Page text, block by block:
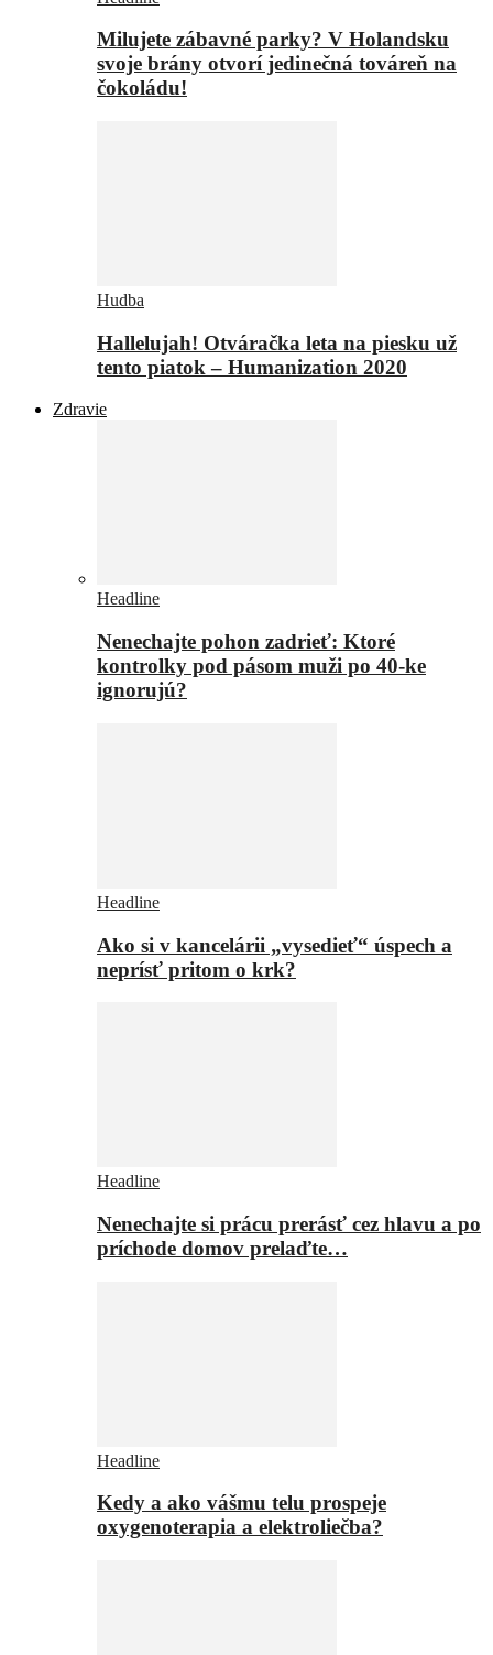
Milujete zábavné parky? V Holandsku
svoje brány otvorí jedinečná továreň na
čokoládu!
Hudba
Hallelujah! Otváračka leta na piesku už
tento piatok – Humanization 2020
Zdravie
Headline
Nenechajte pohon zadrieť: Ktoré
kontrolky pod pásom muži po 40-ke
ignorujú?
Headline
Ako si v kancelárii „vysedieť“ úspech a
neprísť pritom o krk?
Headline
Nenechajte si prácu prerásť cez hlavu a po
príchode domov prelaďte…
Headline
Kedy a ako vášmu telu prospeje
oxygenoterapia a elektroliečba?